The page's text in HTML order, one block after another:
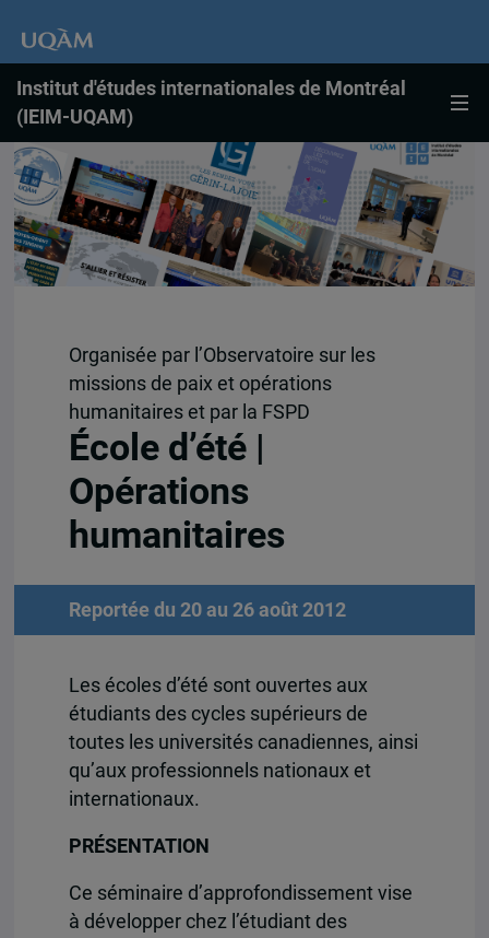
Institut d'études internationales de Montréal
(IEIM-UQAM)
Organisée par l’Observatoire sur les
missions de paix et opérations
humanitaires et par la FSPD
École d’été |
Opérations
humanitaires
Reportée du 20 au 26 août 2012
Les écoles d’été sont ouvertes aux
étudiants des cycles supérieurs de
toutes les universités canadiennes, ainsi
qu’aux professionnels nationaux et
internationaux.
PRÉSENTATION
Ce séminaire d’approfondissement vise
à développer chez l’étudiant des